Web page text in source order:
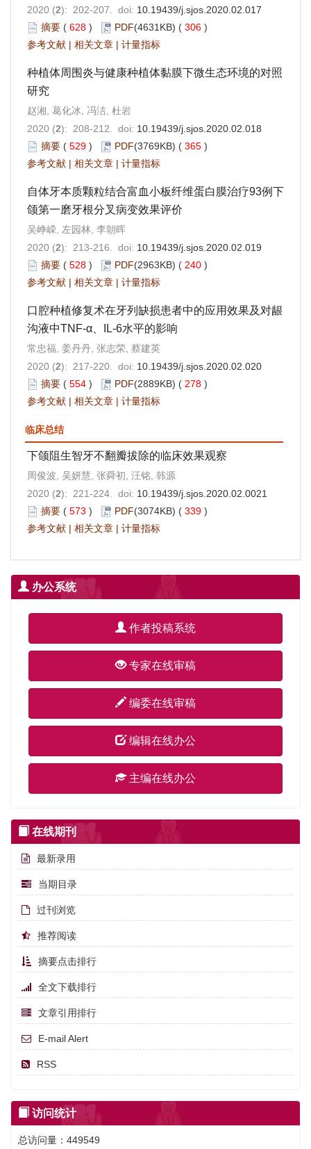
2020 (2): 202-207. doi: 10.19439/j.sjos.2020.02.017
摘要 ( 628 ) PDF(4631KB) ( 306 )
参考文献 | 相关文章 | 计量指标
种植体周围炎与健康种植体黏膜下微生态环境的对照
研究
赵湘, 葛化冰, 冯洁, 杜岩
2020 (2): 208-212. doi: 10.19439/j.sjos.2020.02.018
摘要 ( 529 ) PDF(3769KB) ( 365 )
参考文献 | 相关文章 | 计量指标
自体牙本质颗粒结合富血小板纤维蛋白膜治疗93例下
颌第一磨牙根分叉病变效果评价
吴峥嵘, 左园林, 李朝晖
2020 (2): 213-216. doi: 10.19439/j.sjos.2020.02.019
摘要 ( 528 ) PDF(2963KB) ( 240 )
参考文献 | 相关文章 | 计量指标
口腔种植修复术在牙列缺损患者中的应用效果及对龈
沟液中TNF-α、IL-6水平的影响
常忠福, 姜丹丹, 张志荣, 蔡建英
2020 (2): 217-220. doi: 10.19439/j.sjos.2020.02.020
摘要 ( 554 ) PDF(2889KB) ( 278 )
参考文献 | 相关文章 | 计量指标
临床总结
下颌阻生智牙不翻瓣拔除的临床效果观察
周俊波, 吴妍慧, 张舜初, 汪铭, 韩源
2020 (2): 221-224. doi: 10.19439/j.sjos.2020.02.0021
摘要 ( 573 ) PDF(3074KB) ( 339 )
参考文献 | 相关文章 | 计量指标
办公系统
作者投稿系统
专家在线审稿
编委在线审稿
编辑在线办公
主编在线办公
在线期刊
最新录用
当期目录
过刊浏览
推荐阅读
摘要点击排行
全文下载排行
文章引用排行
E-mail Alert
RSS
访问统计
总访问量： 449549